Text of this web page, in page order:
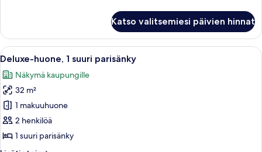
kuvat
King
Bed
Katso valitsemiesi päivien hinnat
Avaa
kaikki
huonetyypin
Deluxe-
huone,
1
suuri
Hotellihuone, jossa on suuri sänky,
6
Deluxe-huone, 1 suuri parisänky
Näkymä kaupungille
32 m²
1 makuuhuone
2 henkilöä
1 suuri parisänky